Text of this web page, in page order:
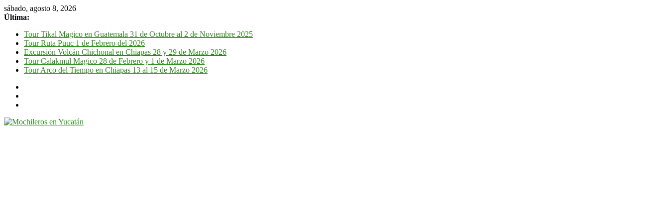
sábado, agosto 8, 2026
Última:
Tour Tikal Magico en Guatemala 31 de Octubre al 2 de Noviembre 2025
Tour Ruta Puuc 1 de Febrero del 2026
Excursión Volcán Chichonal en Chiapas 28 y 29 de Marzo 2026
Tour Calakmul Magico 28 de Febrero y 1 de Marzo 2026
Tour Arco del Tiempo en Chiapas 13 al 15 de Marzo 2026